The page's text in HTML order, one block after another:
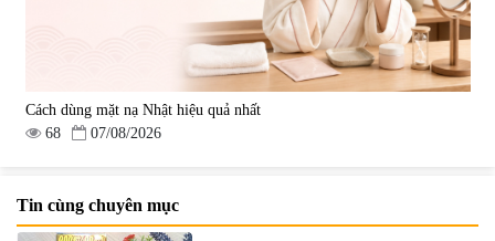
Cách dùng mặt nạ Nhật hiệu quả nhất
68
07/08/2026
Tin cùng chuyên mục